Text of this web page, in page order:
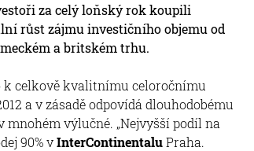
za celý loňský rok koupili
růst zájmu investičního objemu od
a britském trhu.
k celkově kvalitnímu celoročnímu
a v zásadě odpovídá dlouhodobému
výlučné. „Nejvyšší podíl na
90% vInterContinentaluPraha.